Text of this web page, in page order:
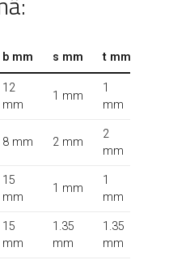
b mm s mm t mm
12
mm
1 mm
1
mm
8 mm 2 mm
2
mm
15
mm
1 mm
1
mm
15
mm
1.35
mm
1.35
mm